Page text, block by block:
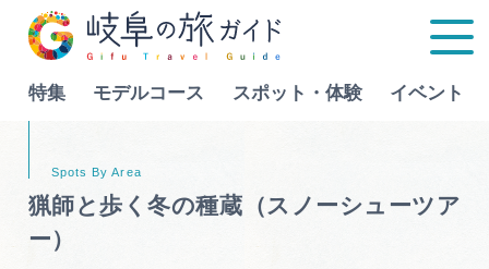
特集 モデルコース スポット・体験 イベント
Language
猟師と歩く冬の種蔵（スノーシューツア
ー）